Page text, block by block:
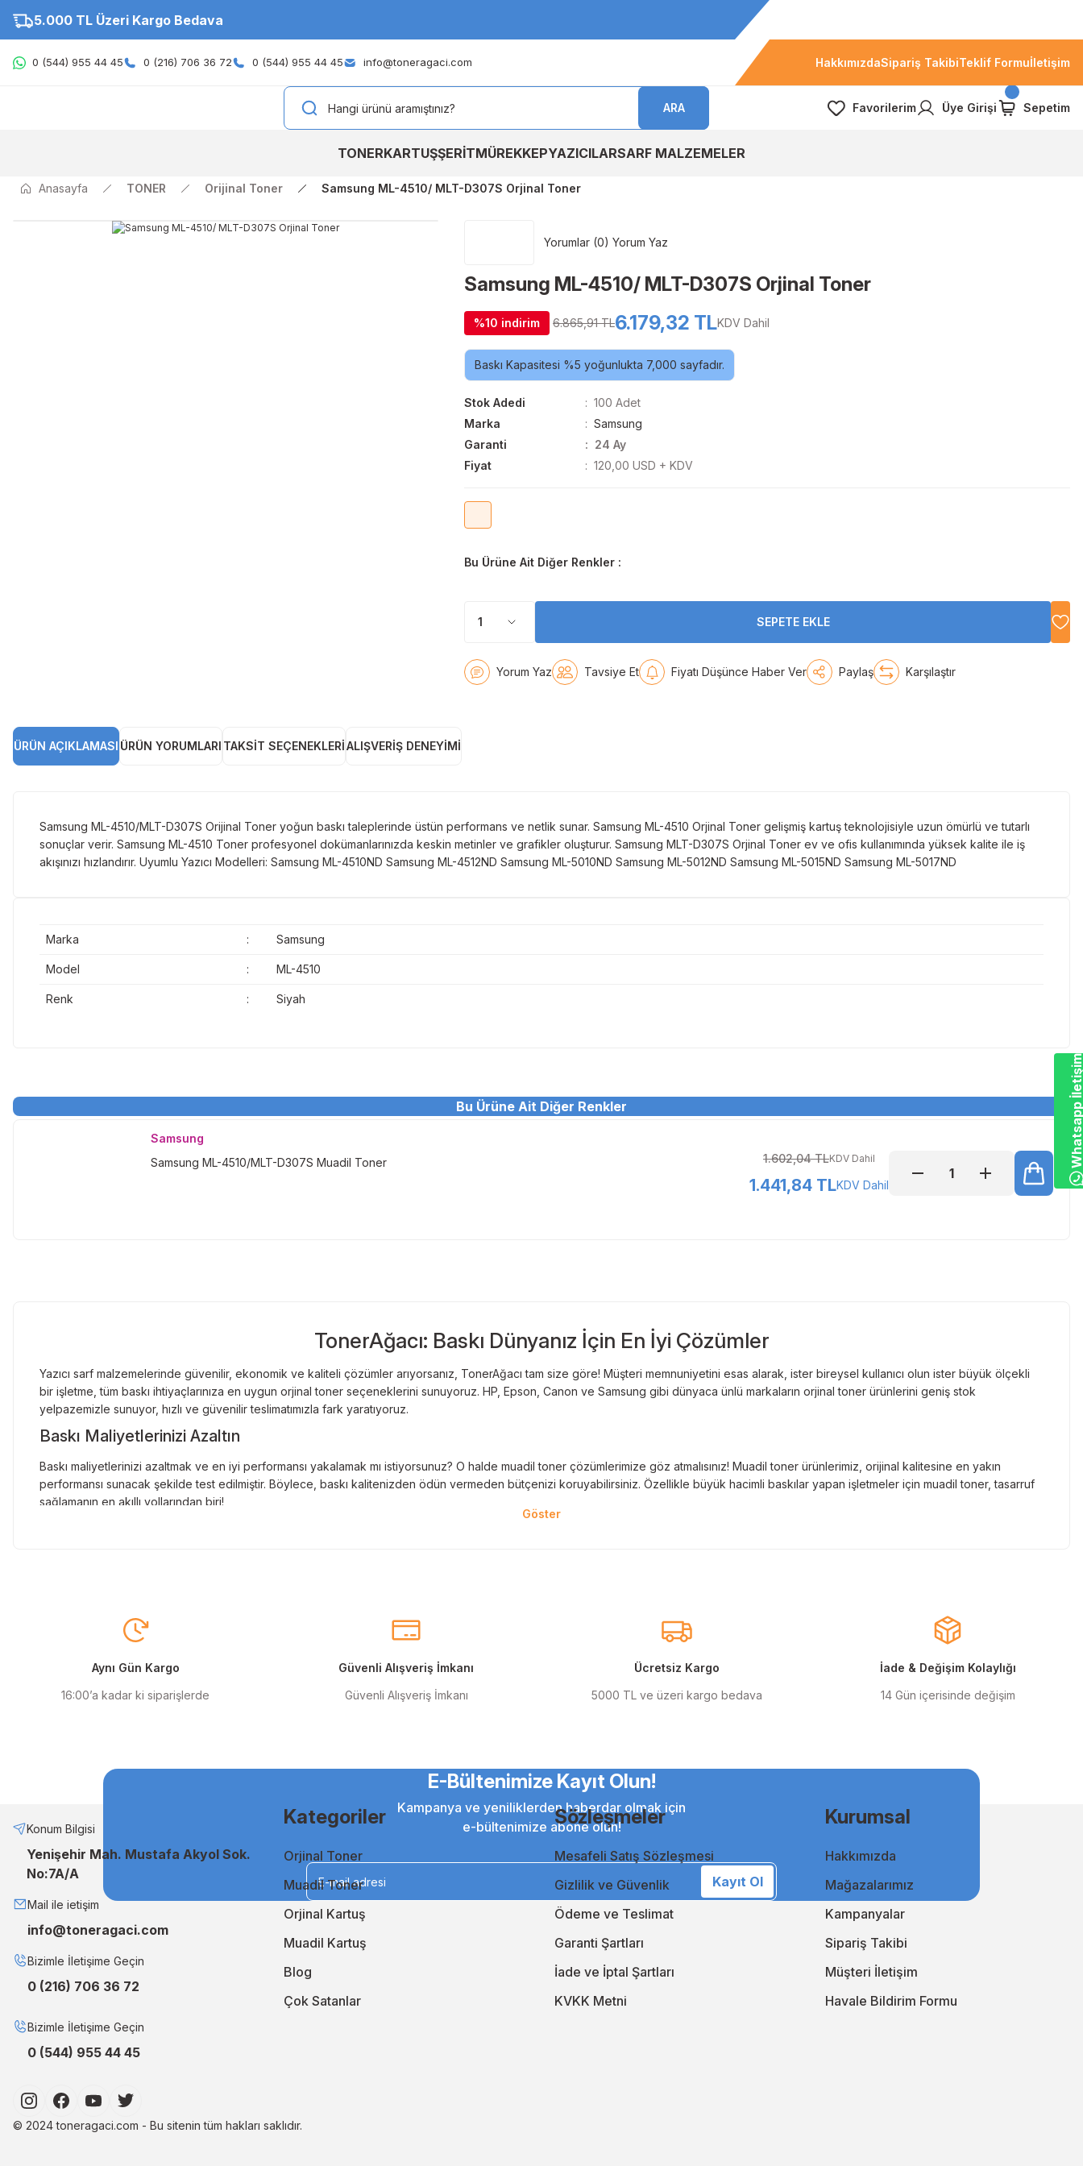
5.000 TL Üzeri Kargo Bedava
0 (544) 955 44 45 0 (216) 706 36 72 0 (544) 955 44 45 info@toneragaci.com HakkımızdaSipariş TakibiTeklif Formuİletişim
ARA Favorilerim Üye Girişi Sepetim
TONERKARTUŞŞERİTMÜREKKEPYAZICILARSARF MALZEMELER
Anasayfa TONER Orijinal Toner Samsung ML-4510/ MLT-D307S Orjinal Toner
Yorumlar (0) Yorum Yaz
Samsung ML-4510/ MLT-D307S Orjinal Toner
%10 indirim 6.865,91 TL6.179,32 TLKDV Dahil
Baskı Kapasitesi %5 yoğunlukta 7,000 sayfadır.
Stok Adedi
100 Adet
Marka
Samsung
Garanti
24 Ay
Fiyat
120,00 USD + KDV
Bu Ürüne Ait Diğer Renkler :
SEPETE EKLE
Yorum Yaz Tavsiye Et Fiyatı Düşünce Haber Ver Paylaş Karşılaştır
ÜRÜN AÇIKLAMASI ÜRÜN YORUMLARI TAKSIT SEÇENEKLERIALIŞVERIŞ DENEYIMI
Samsung ML-4510/MLT-D307S Orijinal Toner yoğun baskı taleplerinde üstün performans ve netlik sunar. Samsung ML-4510 Orjinal Toner gelişmiş kartuş teknolojisiyle uzun ömürlü ve tutarlı
sonuçlar verir. Samsung ML-4510 Toner profesyonel dokümanlarınızda keskin metinler ve grafikler oluşturur. Samsung MLT-D307S Orjinal Toner ev ve ofis kullanımında yüksek kalite ile iş
akışınızı hızlandırır. Uyumlu Yazıcı Modelleri: Samsung ML-4510ND Samsung ML-4512ND Samsung ML-5010ND Samsung ML-5012ND Samsung ML-5015ND Samsung ML-5017ND
Marka : Samsung
Model : ML-4510
Renk : Siyah
Bu ürüne ilk yorumu siz yapın!
Sitemize ilk yorumu siz yapın!
Bu Ürüne Ait Diğer Renkler
Samsung
Samsung ML-4510/MLT-D307S Muadil Toner
1.602,04 TLKDV Dahil
1.441,84 TLKDV Dahil
TonerAğacı: Baskı Dünyanız İçin En İyi Çözümler
Yazıcı sarf malzemelerinde güvenilir, ekonomik ve kaliteli çözümler arıyorsanız, TonerAğacı tam size göre! Müşteri memnuniyetini esas alarak, ister bireysel kullanıcı olun ister büyük ölçekli
bir işletme, tüm baskı ihtiyaçlarınıza en uygun orjinal toner seçeneklerini sunuyoruz. HP, Epson, Canon ve Samsung gibi dünyaca ünlü markaların orjinal toner ürünlerini geniş stok
yelpazemizle sunuyor, hızlı ve güvenilir teslimatımızla fark yaratıyoruz.
Baskı Maliyetlerinizi Azaltın
Baskı maliyetlerinizi azaltmak ve en iyi performansı yakalamak mı istiyorsunuz? O halde muadil toner çözümlerimize göz atmalısınız! Muadil toner ürünlerimiz, orijinal kalitesine en yakın
performansı sunacak şekilde test edilmiştir. Böylece, baskı kalitenizden ödün vermeden bütçenizi koruyabilirsiniz. Özellikle büyük hacimli baskılar yapan işletmeler için muadil toner, tasarruf
sağlamanın en akıllı yollarından biri!
Maliyetleri düşürmek isteyen kullanıcılar için muadil kartuş seçeneklerimiz de mevcuttur. Muadil kartuş, kaliteli baskıyı uygun fiyatlarla almanızı sağlarken, uzun ömürlü ve dayanıklı yapısıyla
Orjinal Mürekkep ile Canlı Baskılar
Bütçenizi zorlamadan kaliteli baskılar almak istiyorsanız, muadil mürekkep tam size göre! Muadil mürekkep, hem bireysel hem de kurumsal kullanıcılar için uygun fiyatlı ve kaliteli baskılar elde
etmenin en akıllı yoludur. Uzun ömürlü ve stabil performansı sayesinde en iyi baskıları alabilirsiniz.
Neden TonerAğacı?
TonerAğacı, müşteri memnuniyeti odaklı hizmet anlayışıyla, baskı çözümlerinde fark yaratmaya devam ediyor. Teknolojik gelişmeleri takip ederek online alışveriş deneyiminizi sürekli
geliştiriyor, siparişlerinizi en kısa sürede kapınıza ulaştırıyoruz. Hızlı, güvenilir ve kaliteli baskı çözümleri için TonerAğacı her zaman yanınızda!
En iyi orjinal ve muadil çözümler için TonerAğacı'nı ziyaret edin ve toner, kartuş ve mürekkep ihtiyaçlarınıza en uygun seçenekleri keşfedin!
Aynı Gün Kargo
16:00’a kadar ki siparişlerde
Güvenli Alışveriş İmkanı
Güvenli Alışveriş İmkanı
Ücretsiz Kargo
5000 TL ve üzeri kargo bedava
İade & Değişim Kolaylığı
14 Gün içerisinde değişim
E-Bültenimize Kayıt Olun!
Kampanya ve yeniliklerden haberdar olmak için
e-bültenimize abone olun!
Kayıt Ol
Konum Bilgisi
Yenişehir Mah. Mustafa Akyol Sok.
No:7A/A
Mail ile ietişim
info@toneragaci.com
Bizimle İletişime Geçin
0 (216) 706 36 72
Bizimle İletişime Geçin
0 (544) 955 44 45
Kategoriler
Orjinal Toner
Muadil Toner
Orjinal Kartuş
Muadil Kartuş
Blog
Çok Satanlar
Sözleşmeler
Mesafeli Satış Sözleşmesi
Gizlilik ve Güvenlik
Ödeme ve Teslimat
Garanti Şartları
İade ve İptal Şartları
KVKK Metni
Kurumsal
Hakkımızda
Mağazalarımız
Kampanyalar
Sipariş Takibi
Müşteri İletişim
Havale Bildirim Formu
© 2024 toneragaci.com - Bu sitenin tüm hakları saklıdır.